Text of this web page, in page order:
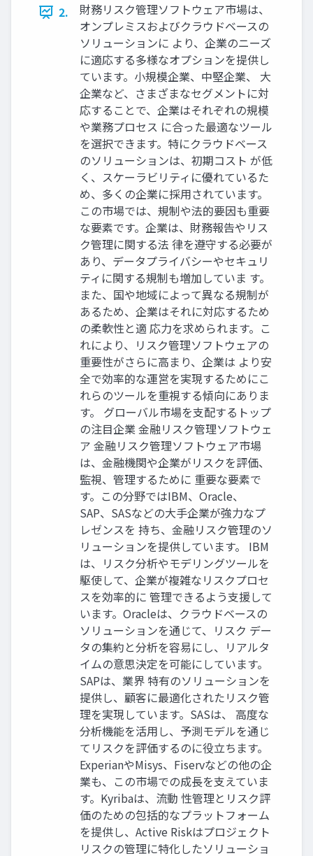
2.
財務リスク管理ソフトウェア市場は、
オンプレミスおよびクラウドベースの
ソリューションに より、企業のニーズ
に適応する多様なオプションを提供し
ています。小規模企業、中堅企業、 大
企業など、さまざまなセグメントに対
応することで、企業はそれぞれの規模
や業務プロセス に合った最適なツール
を選択できます。特にクラウドベース
のソリューションは、初期コスト が低
く、スケーラビリティに優れているた
め、多くの企業に採用されています。
この市場では、規制や法的要因も重要
な要素です。企業は、財務報告やリス
ク管理に関する法 律を遵守する必要が
あり、データプライバシーやセキュリ
ティに関する規制も増加していま す。
また、国や地域によって異なる規制が
あるため、企業はそれに対応するため
の柔軟性と適 応力を求められます。こ
れにより、リスク管理ソフトウェアの
重要性がさらに高まり、企業は より安
全で効率的な運営を実現するためにこ
れらのツールを重視する傾向にありま
す。 グローバル市場を支配するトップ
の注目企業 金融リスク管理ソフトウェ
ア 金融リスク管理ソフトウェア市場
は、金融機関や企業がリスクを評価、
監視、管理するために 重要な要素で
す。この分野ではIBM、Oracle、
SAP、SASなどの大手企業が強力なプ
レゼンスを 持ち、金融リスク管理のソ
リューションを提供しています。 IBM
は、リスク分析やモデリングツールを
駆使して、企業が複雑なリスクプロセ
スを効率的に 管理できるよう支援して
います。Oracleは、クラウドベースの
ソリューションを通じて、リスク デー
タの集約と分析を容易にし、リアルタ
イムの意思決定を可能にしています。
SAPは、業界 特有のソリューションを
提供し、顧客に最適化されたリスク管
理を実現しています。SASは、 高度な
分析機能を活用し、予測モデルを通じ
てリスクを評価するのに役立ちます。
ExperianやMisys、Fiservなどの他の企
業も、この市場での成長を支えていま
す。Kyribaは、流動 性管理とリスク評
価のための包括的なプラットフォーム
を提供し、Active Riskはプロジェクト
リスクの管理に特化したソリューショ